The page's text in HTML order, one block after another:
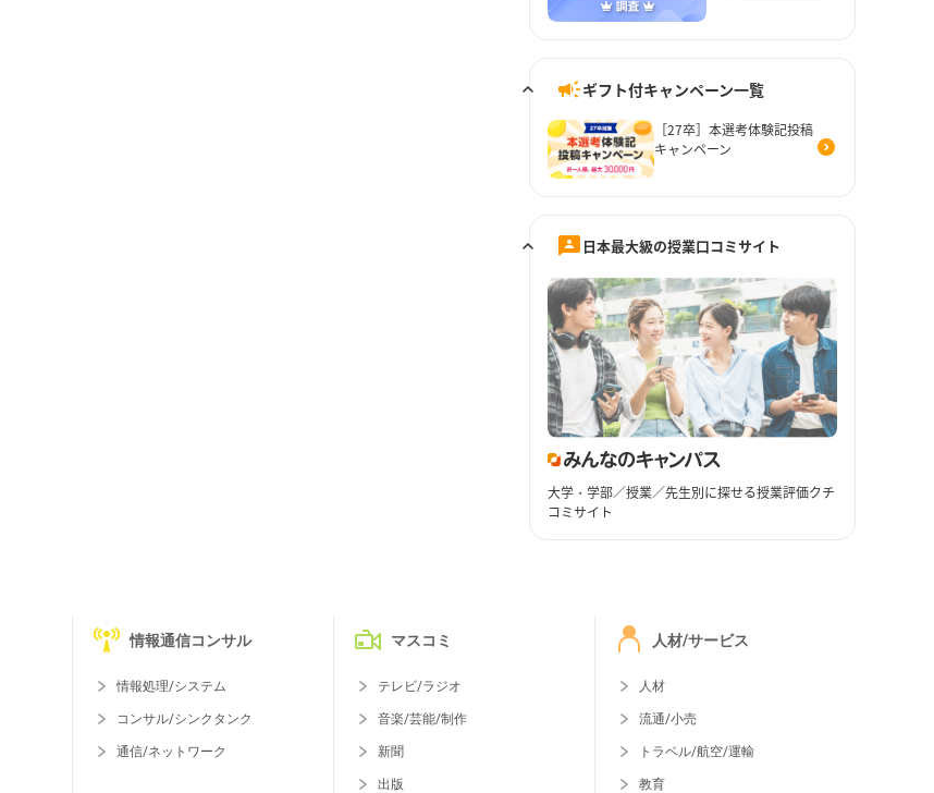
ギフト付キャンペーン一覧
［27卒］本選考体験記投稿
キャンペーン
日本最大級の授業口コミサイト
大学・学部／授業／先生別に探せる授業評価クチ
コミサイト
情報通信コンサル
情報処理/システム
コンサル/シンクタンク
通信/ネットワーク
マスコミ
テレビ/ラジオ
音楽/芸能/制作
新聞
出版
人材/サービス
人材
流通/小売
トラベル/航空/運輸
教育